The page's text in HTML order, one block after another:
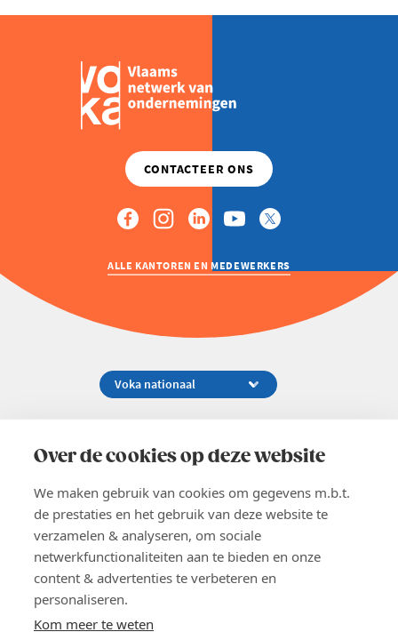
Over de cookies op deze website
We maken gebruik van cookies om gegevens m.b.t.
de prestaties en het gebruik van deze website te
verzamelen & analyseren, om sociale
netwerkfunctionaliteiten aan te bieden en onze
content & advertenties te verbeteren en
personaliseren.
Kom meer te weten
ALLE KANTOREN EN MEDEWERKERS
02 229 81 11
EN